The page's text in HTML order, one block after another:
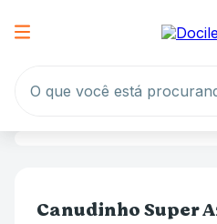
Canudinho Super